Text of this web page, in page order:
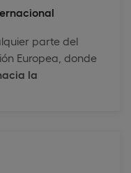
parte del
Europea, donde
la